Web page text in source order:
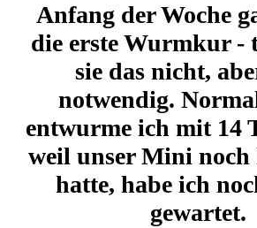
Anfang der Woche
die erste Wurmkur -
sie das nicht,
notwendig.
entwurme ich mit 14
weil unser Mini noch
hatte, habe ich
gewartet.